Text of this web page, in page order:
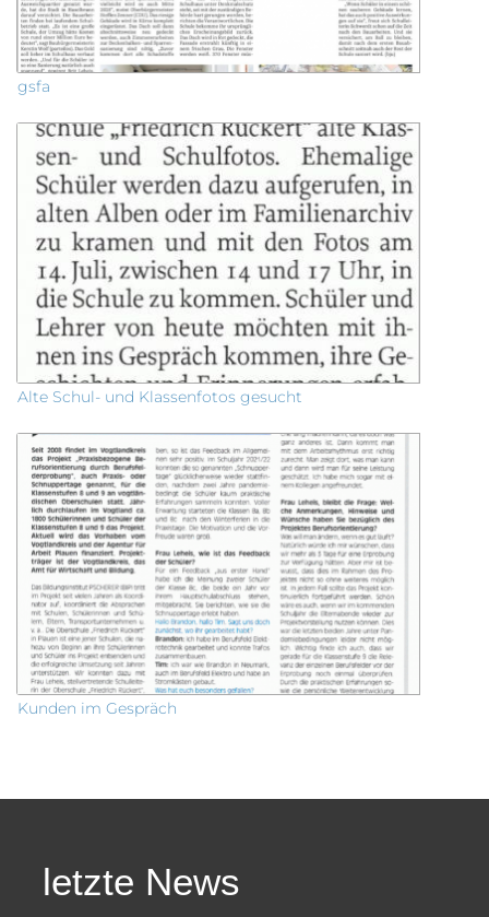
gsfa
Alte Schul- und Klassenfotos gesucht
Kunden im Gespräch
letzte News